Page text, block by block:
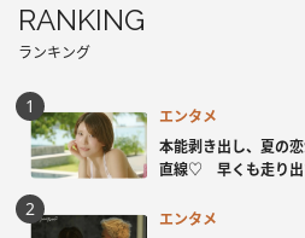
RANKING
ランキング
エンタメ
本能剥き出し、夏の
直線♡ 早くも走り出
エンタメ